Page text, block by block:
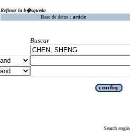
Refinar la b�squeda
Base de datos : article
Buscar
Search